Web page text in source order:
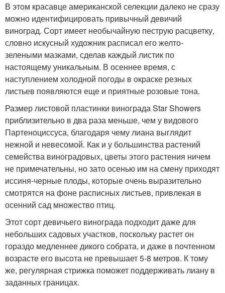
В этом красавце американской селекции далеко не сразу
можно идентифицировать привычный девичий
виноград. Сорт имеет необычайную пеструю расцветку,
словно искусный художник расписал его желто-
зелеными мазками, сделав каждый листик по
настоящему уникальным. В осеннее время, с
наступлением холодной погоды в окраске резных
листьев появляются еще и приятные розовые тона.
Размер листовой пластинки винограда Star Showers
приблизительно в два раза меньше, чем у видового
Партеноциссуса, благодаря чему лиана выглядит
нежной и невесомой. Как и у большинства растений
семейства виноградовых, цветы этого растения ничем
не примечательны, но зато осенью им на смену приходят
иссиня-черные плоды, которые очень выразительно
смотрятся на фоне расписных листьев, привлекая в
осенний сад множество птиц.
Этот сорт девичьего винограда подходит даже для
небольших садовых участков, поскольку растет он
гораздо медленнее дикого собрата, и даже в почтенном
возрасте его высота не превышает 5-8 метров. К тому
же, регулярная стрижка поможет поддерживать лиану в
заданных границах.